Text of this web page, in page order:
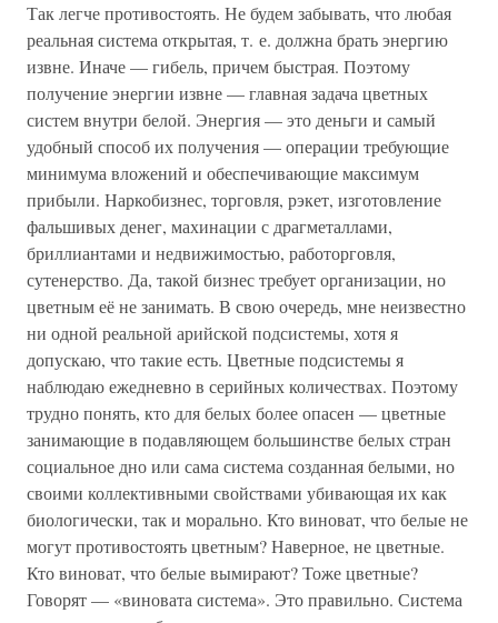
Так легче противостоять. Не будем забывать, что любая
реальная система открытая, т. е. должна брать энергию
извне. Иначе — гибель, причем быстрая. Поэтому
получение энергии извне — главная задача цветных
систем внутри белой. Энергия — это деньги и самый
удобный способ их получения — операции требующие
минимума вложений и обеспечивающие максимум
прибыли. Наркобизнес, торговля, рэкет, изготовление
фальшивых денег, махинации с драгметаллами,
бриллиантами и недвижимостью, работорговля,
сутенерство. Да, такой бизнес требует организации, но
цветным её не занимать. В свою очередь, мне неизвестно
ни одной реальной арийской подсистемы, хотя я
допускаю, что такие есть. Цветные подсистемы я
наблюдаю ежедневно в серийных количествах. Поэтому
трудно понять, кто для белых более опасен — цветные
занимающие в подавляющем большинстве белых стран
социальное дно или сама система созданная белыми, но
своими коллективными свойствами убивающая их как
биологически, так и морально. Кто виноват, что белые не
могут противостоять цветным? Наверное, не цветные.
Кто виноват, что белые вымирают? Тоже цветные?
Говорят — «виновата система». Это правильно. Система